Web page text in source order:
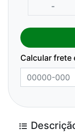
-
Calcular frete